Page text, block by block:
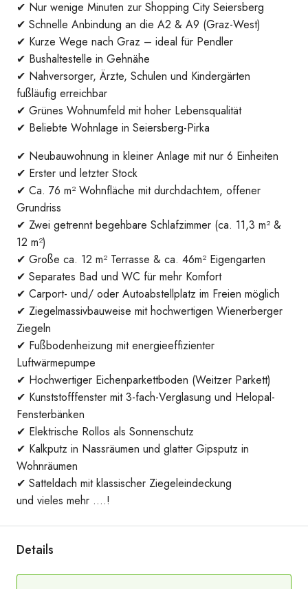
Wohn-Essbereich mit Küche
PlanPNG
✔ Nur wenige Minuten zur Shopping City Seiersberg
✔ Schnelle Anbindung an die A2 & A9 (Graz-West)
✔ Kurze Wege nach Graz – ideal für Pendler
✔ Bushaltestelle in Gehnähe
✔ Nahversorger, Ärzte, Schulen und Kindergärten
fußläufig erreichbar
✔ Grünes Wohnumfeld mit hoher Lebensqualität
✔ Beliebte Wohnlage in Seiersberg-Pirka
✔ Neubauwohnung in kleiner Anlage mit nur 6 Einheiten
✔ Erster und letzter Stock
✔ Ca. 76 m² Wohnfläche mit durchdachtem, offener
Grundriss
✔ Zwei getrennt begehbare Schlafzimmer (ca. 11,3 m² &
12 m²)
✔ Große ca. 12 m² Terrasse & ca. 46m² Eigengarten
✔ Separates Bad und WC für mehr Komfort
✔ Carport- und/ oder Autoabstellplatz im Freien möglich
✔ Ziegelmassivbauweise mit hochwertigen Wienerberger
Ziegeln
✔ Fußbodenheizung mit energieeffizienter
Luftwärmepumpe
✔ Hochwertiger Eichenparkettboden (Weitzer Parkett)
✔ Kunststofffenster mit 3-fach-Verglasung und Helopal-
Fensterbänken
✔ Elektrische Rollos als Sonnenschutz
✔ Kalkputz in Nassräumen und glatter Gipsputz in
Wohnräumen
✔ Satteldach mit klassischer Ziegeleindeckung
und vieles mehr ….!
Details